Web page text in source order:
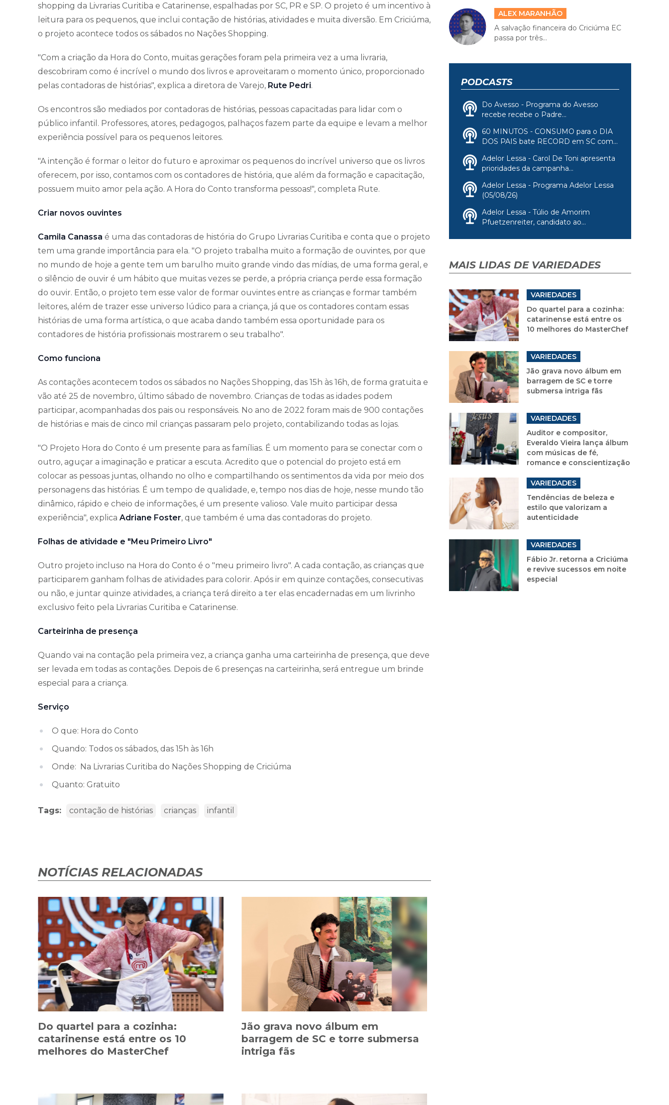
shopping da Livrarias Curitiba e Catarinense, espalhadas por SC, PR e SP. O projeto é um incentivo à
leitura para os pequenos, que inclui contação de histórias, atividades e muita diversão. Em Criciúma,
o projeto acontece todos os sábados no Nações Shopping.
"Com a criação da Hora do Conto, muitas gerações foram pela primeira vez a uma livraria,
descobriram como é incrível o mundo dos livros e aproveitaram o momento único, proporcionado
pelas contadoras de histórias", explica a diretora de Varejo, Rute Pedri.
Os encontros são mediados por contadoras de histórias, pessoas capacitadas para lidar com o
público infantil. Professores, atores, pedagogos, palhaços fazem parte da equipe e levam a melhor
experiência possível para os pequenos leitores.
"A intenção é formar o leitor do futuro e aproximar os pequenos do incrível universo que os livros
oferecem, por isso, contamos com os contadores de história, que além da formação e capacitação,
possuem muito amor pela ação. A Hora do Conto transforma pessoas!", completa Rute.
Criar novos ouvintes
Camila Canassa é uma das contadoras de história do Grupo Livrarias Curitiba e conta que o projeto
tem uma grande importância para ela. "O projeto trabalha muito a formação de ouvintes, por que
no mundo de hoje a gente tem um barulho muito grande vindo das mídias, de uma forma geral, e
o silêncio de ouvir é um hábito que muitas vezes se perde, a própria criança perde essa formação
do ouvir. Então, o projeto tem esse valor de formar ouvintes entre as crianças e formar também
leitores, além de trazer esse universo lúdico para a criança, já que os contadores contam essas
histórias de uma forma artística, o que acaba dando também essa oportunidade para os
contadores de história profissionais mostrarem o seu trabalho".
Como funciona
As contações acontecem todos os sábados no Nações Shopping, das 15h às 16h, de forma gratuita e
vão até 25 de novembro, último sábado de novembro. Crianças de todas as idades podem
participar, acompanhadas dos pais ou responsáveis. No ano de 2022 foram mais de 900 contações
de histórias e mais de cinco mil crianças passaram pelo projeto, contabilizando todas as lojas.
"O Projeto Hora do Conto é um presente para as famílias. É um momento para se conectar com o
outro, aguçar a imaginação e praticar a escuta. Acredito que o potencial do projeto está em
colocar as pessoas juntas, olhando no olho e compartilhando os sentimentos da vida por meio dos
personagens das histórias. É um tempo de qualidade, e, tempo nos dias de hoje, nesse mundo tão
dinâmico, rápido e cheio de informações, é um presente valioso. Vale muito participar dessa
experiência", explica Adriane Foster, que também é uma das contadoras do projeto.
Folhas de atividade e "Meu Primeiro Livro"
Outro projeto incluso na Hora do Conto é o "meu primeiro livro". A cada contação, as crianças que
participarem ganham folhas de atividades para colorir. Após ir em quinze contações, consecutivas
ou não, e juntar quinze atividades, a criança terá direito a ter elas encadernadas em um livrinho
exclusivo feito pela Livrarias Curitiba e Catarinense.
Carteirinha de presença
Quando vai na contação pela primeira vez, a criança ganha uma carteirinha de presença, que deve
ser levada em todas as contações. Depois de 6 presenças na carteirinha, será entregue um brinde
especial para a criança.
Serviço
O que: Hora do Conto
Quando: Todos os sábados, das 15h às 16h
Onde: Na Livrarias Curitiba do Nações Shopping de Criciúma
Quanto: Gratuito
Tags: contação de histórias crianças infantil
NOTÍCIAS RELACIONADAS
Do quartel para a cozinha:
catarinense está entre os 10
melhores do MasterChef
Jão grava novo álbum em
barragem de SC e torre submersa
intriga fãs
ALEX MARANHÃO
A salvação financeira do Criciúma EC
passa por três...
PODCASTS
Do Avesso - Programa do Avesso
recebe recebe o Padre...
60 MINUTOS - CONSUMO para o DIA
DOS PAIS bate RECORD em SC com...
Adelor Lessa - Carol De Toni apresenta
prioridades da campanha...
Adelor Lessa - Programa Adelor Lessa
(05/08/26)
Adelor Lessa - Túlio de Amorim
Pfuetzenreiter, candidato ao...
MAIS LIDAS DE VARIEDADES
VARIEDADES
Do quartel para a cozinha:
catarinense está entre os
10 melhores do MasterChef
VARIEDADES
Jão grava novo álbum em
barragem de SC e torre
submersa intriga fãs
VARIEDADES
Auditor e compositor,
Everaldo Vieira lança álbum
com músicas de fé,
romance e conscientização
VARIEDADES
Tendências de beleza e
estilo que valorizam a
autenticidade
VARIEDADES
Fábio Jr. retorna a Criciúma
e revive sucessos em noite
especial